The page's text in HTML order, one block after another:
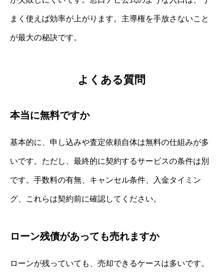
まく使えば効率が上がります。主導権を手放さないこと
が最大の秘訣です。
よくある質問
本当に無料ですか
基本的に、申し込みや査定依頼自体は無料の仕組みが多
いです。ただし、最終的に契約するサービスの条件は別
です。手数料の有無、キャンセル条件、入金タイミン
グ、これらは契約前に確認してください。
ローン残債があっても売れますか
ローンが残っていても、売却できるケースは多いです。